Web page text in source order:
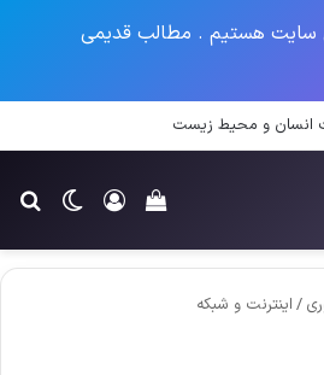
سایت هستیم . مطالب قدیمی
تغییر ورود
سبد خرید خود
/ اینترنت و شبکه